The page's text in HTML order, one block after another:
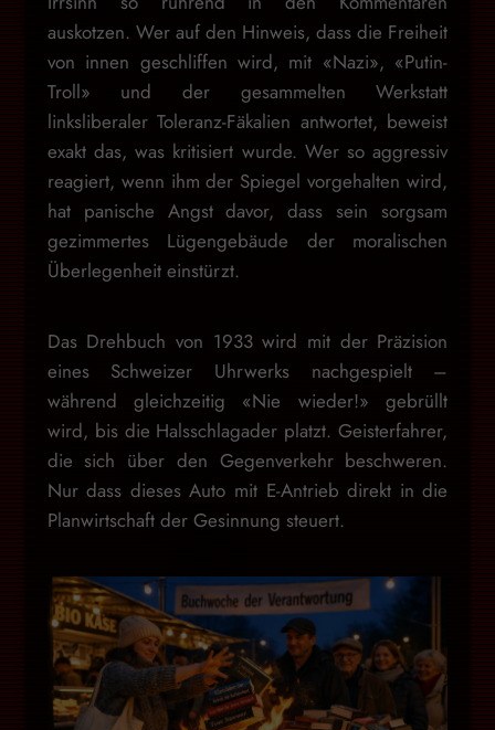
auskotzen. Wer auf den Hinweis, dass die Freiheit
von innen geschliffen wird, mit «Nazi», «Putin-
Troll» und der gesammelten Werkstatt
linksliberaler Toleranz-Fäkalien antwortet, beweist
exakt das, was kritisiert wurde. Wer so aggressiv
reagiert, wenn ihm der Spiegel vorgehalten wird,
hat panische Angst davor, dass sein sorgsam
gezimmertes Lügengebäude der moralischen
Überlegenheit einstürzt.
Das Drehbuch von 1933 wird mit der Präzision
eines Schweizer Uhrwerks nachgespielt –
während gleichzeitig «Nie wieder!» gebrüllt
wird, bis die Halsschlagader platzt. Geisterfahrer,
die sich über den Gegenverkehr beschweren.
Nur dass dieses Auto mit E-Antrieb direkt in die
Planwirtschaft der Gesinnung steuert.